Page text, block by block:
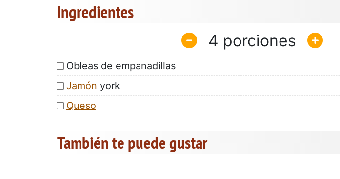
Ingredientes
4
Obleas de empanadillas
Jamón york
Queso
También te puede gustar